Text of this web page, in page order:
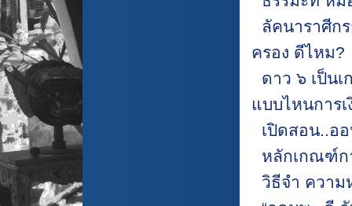
ลัคนาราศีก
ครอง ดีไหม?
ดาว ๖ เป็น
แบบไหนการ
เปิดสอน..อ
หลักเกณฑ์ก
วิธีจำ ความ